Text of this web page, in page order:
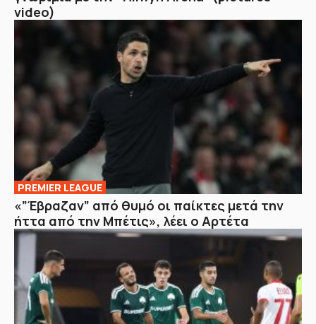
video)
PREMIER LEAGUE
«”Έβραζαν” από θυμό οι παίκτες μετά την
ήττα από την Μπέτις», λέει ο Αρτέτα